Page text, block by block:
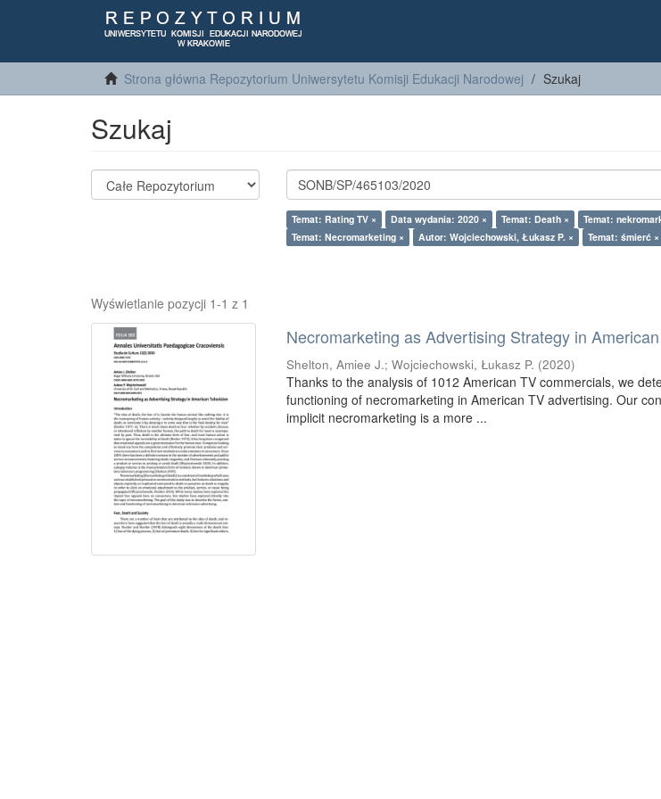
Strona główna Repozytorium Uniwersytetu Komisji Edukacji Narodowej Szukaj
Szukaj
Temat: Rating TV × Data wydania: 2020 × Temat: Death × Temat:
Temat: Necromarketing ×
Autor: Wojciechowski, Łukasz P. × Temat: śmierć ×
Wyświetlanie pozycji 1-1 z 1
Necromarketing as Advertising Strategy in
Shelton, Amiee J.;Wojciechowski, Łukasz P. (2020)
Thanks to the analysis of 1012 American TV commercials, we
functioning of necromarketing in American TV advertising. Our
implicit necromarketing is a more ...